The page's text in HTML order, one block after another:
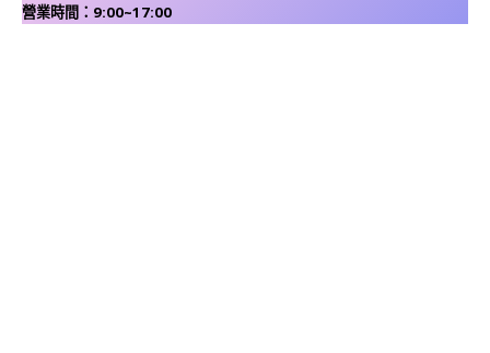
營業時間：9:00~17:00